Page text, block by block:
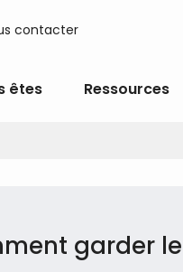
contacter
êtes Ressources
garder